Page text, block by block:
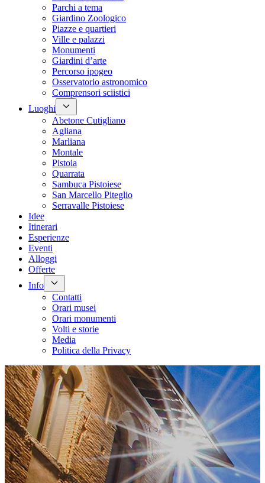
Parchi a tema
Giardino Zoologico
Piazze e quartieri
Ville e palazzi
Monumenti
Giardini d’arte
Percorso ipogeo
Osservatorio astronomico
Comprensori sciistici
Luoghi
Abetone Cutigliano
Agliana
Marliana
Montale
Pistoia
Quarrata
Sambuca Pistoiese
San Marcello Piteglio
Serravalle Pistoiese
Idee
Itinerari
Esperienze
Eventi
Alloggi
Offerte
Info
Contatti
Orari musei
Orari monumenti
Volti e storie
Media
Politica della Privacy